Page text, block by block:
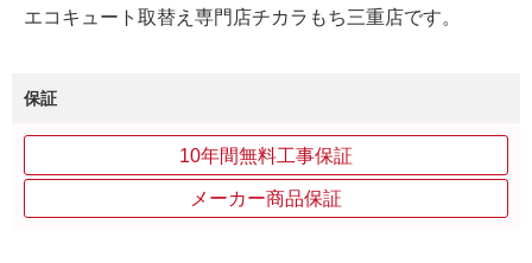
エコキュート取替え専門店チカラもち三重店です。
保証
10年間無料工事保証
メーカー商品保証